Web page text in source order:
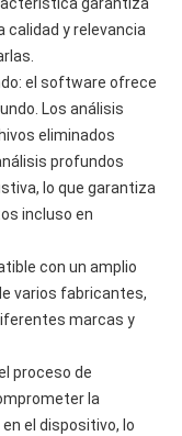
garantiza
calidad y relevancia
el software ofrece
Los análisis
eliminados
profundos
lo que garantiza
incluso en
con un amplio
varios fabricantes,
marcas y
proceso de
la
el dispositivo, lo